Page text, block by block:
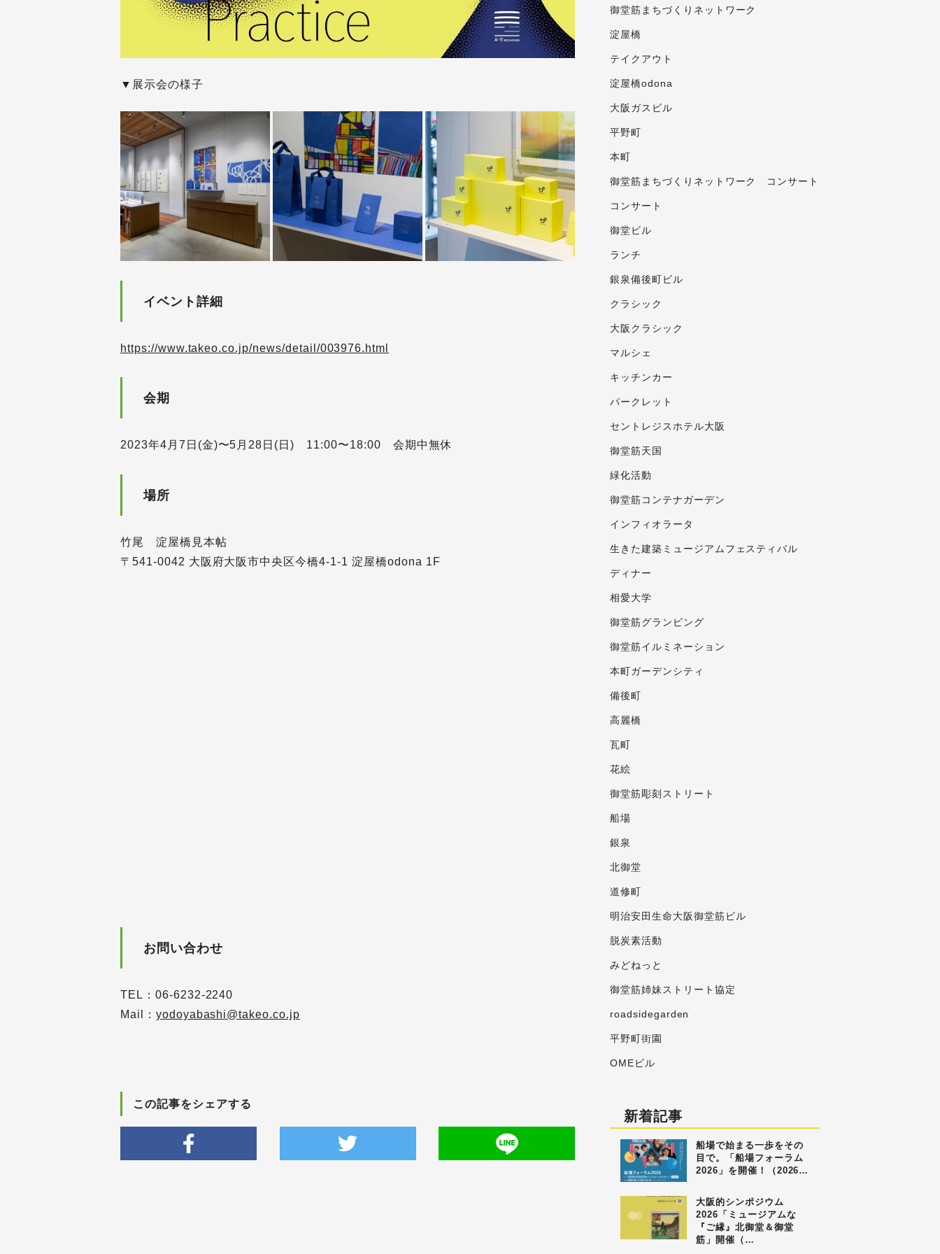
▼展示会の様子
イベント詳細
https://www.takeo.co.jp/news/detail/003976.html
会期
2023年4月7日(金)〜5月28日(日) 11:00〜18:00 会期中無休
場所
竹尾 淀屋橋見本帖
〒541-0042 大阪府大阪市中央区今橋4-1-1 淀屋橋odona 1F
お問い合わせ
TEL：06-6232-2240
Mail： yodoyabashi@takeo.co.jp
この記事をシェアする
御堂筋まちづくりネットワーク
淀屋橋
テイクアウト
淀屋橋odona
大阪ガスビル
平野町
本町
御堂筋まちづくりネットワーク コンサート
コンサート
御堂ビル
ランチ
銀泉備後町ビル
クラシック
大阪クラシック
マルシェ
キッチンカー
パークレット
セントレジスホテル大阪
御堂筋天国
緑化活動
御堂筋コンテナガーデン
インフィオラータ
生きた建築ミュージアムフェスティバル
ディナー
相愛大学
御堂筋グランピング
御堂筋イルミネーション
本町ガーデンシティ
備後町
高麗橋
瓦町
花絵
御堂筋彫刻ストリート
船場
銀泉
北御堂
道修町
明治安田生命大阪御堂筋ビル
脱炭素活動
みどねっと
御堂筋姉妹ストリート協定
roadsidegarden
平野町街園
OMEビル
新着記事
船場で始まる一歩をその
目で。「船場フォーラム
2026」を開催！（2026…
大阪的シンポジウム
2026「ミュージアムな
『ご縁』北御堂＆御堂
筋」開催（…